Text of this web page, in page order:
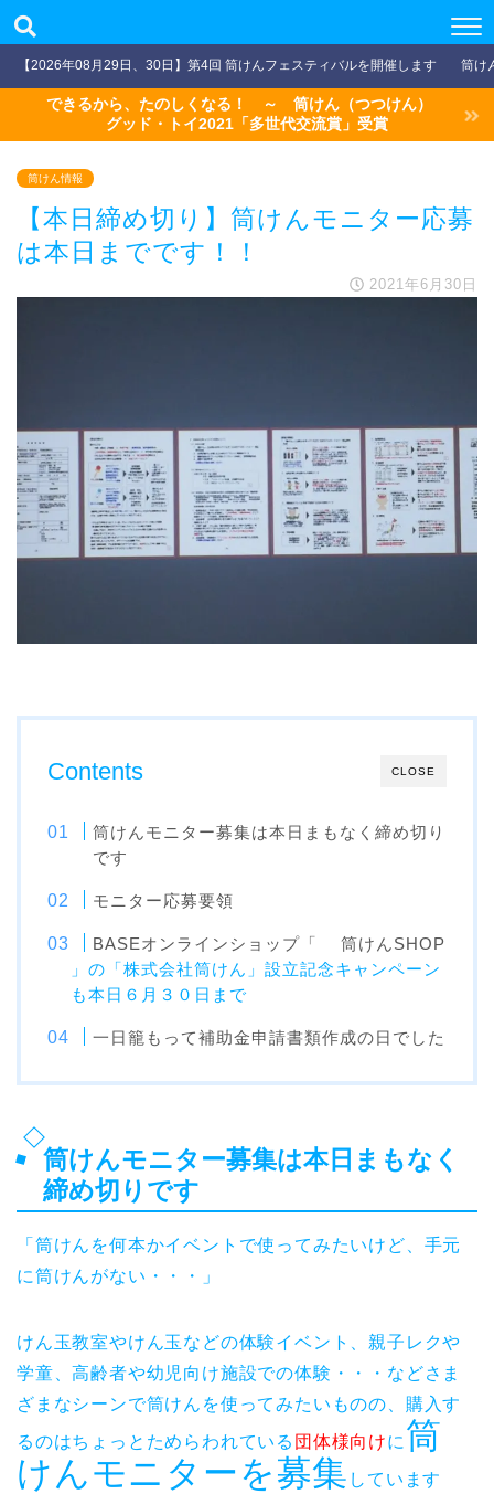
【2026年08月29日、30日】第4回 筒けんフェスティバルを開催します 筒け
できるから、たのしくなる！ ～ 筒けん（つつけん）
グッド・トイ2021「多世代交流賞」受賞
筒けん情報
【本日締め切り】筒けんモニター応募
は本日までです！！
2021年6月30日
CLOSE
Contents
筒けんモニター募集は本日まもなく締め切り
です
モニター応募要領
BASEオンラインショップ「
筒けんSHOP
」の「株式会社筒けん」設立記念キャンペーン
も本日６月３０日まで
一日籠もって補助金申請書類作成の日でした
筒けんモニター募集は本日まもなく
締め切りです
「筒けんを何本かイベントで使ってみたいけど、手元
に筒けんがない・・・」
けん玉教室やけん玉などの体験イベント、親子レクや
学童、高齢者や幼児向け施設での体験・・・などさま
ざまなシーンで筒けんを使ってみたいものの、購入す
るのはちょっとためらわれている 団体様向けに 筒
けんモニターを募集 しています